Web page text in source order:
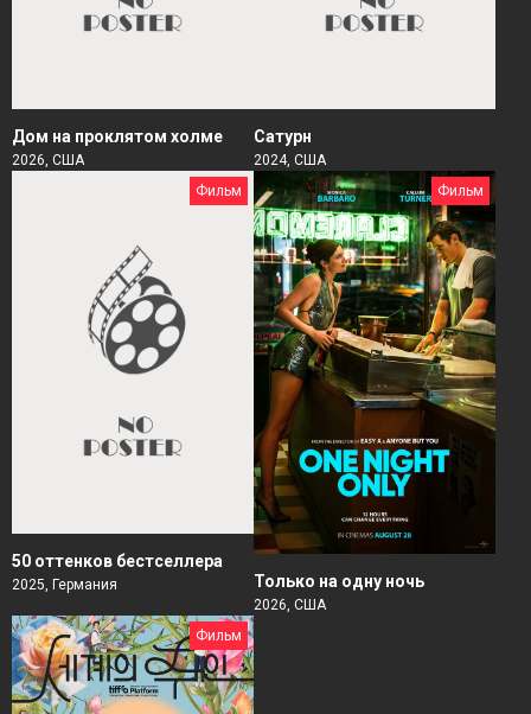
Дом на проклятом холме
2026, США
Сатурн
2024, США
Фильм
50 оттенков бестселлера
2025, Германия
Фильм
Только на одну ночь
2026, США
Фильм